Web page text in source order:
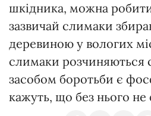
шкідника, можна
зазвичай слимаки
деревиною у вологих
слимаки розчиняються
засобом боротьби є
кажуть, що без нього не